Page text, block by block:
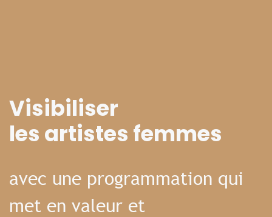
Visibiliser
les artistes femmes
avec une programmation qui
met en valeur et